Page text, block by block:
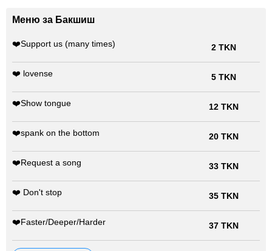
Меню за Бакшиш
❤️Support us (many times) 2 TKN
❤️ lovense 5 TKN
❤️Show tongue 12 TKN
❤️spank on the bottom 20 TKN
❤️Request a song 33 TKN
❤️ Don't stop 35 TKN
❤️Faster/Deeper/Harder 37 TKN